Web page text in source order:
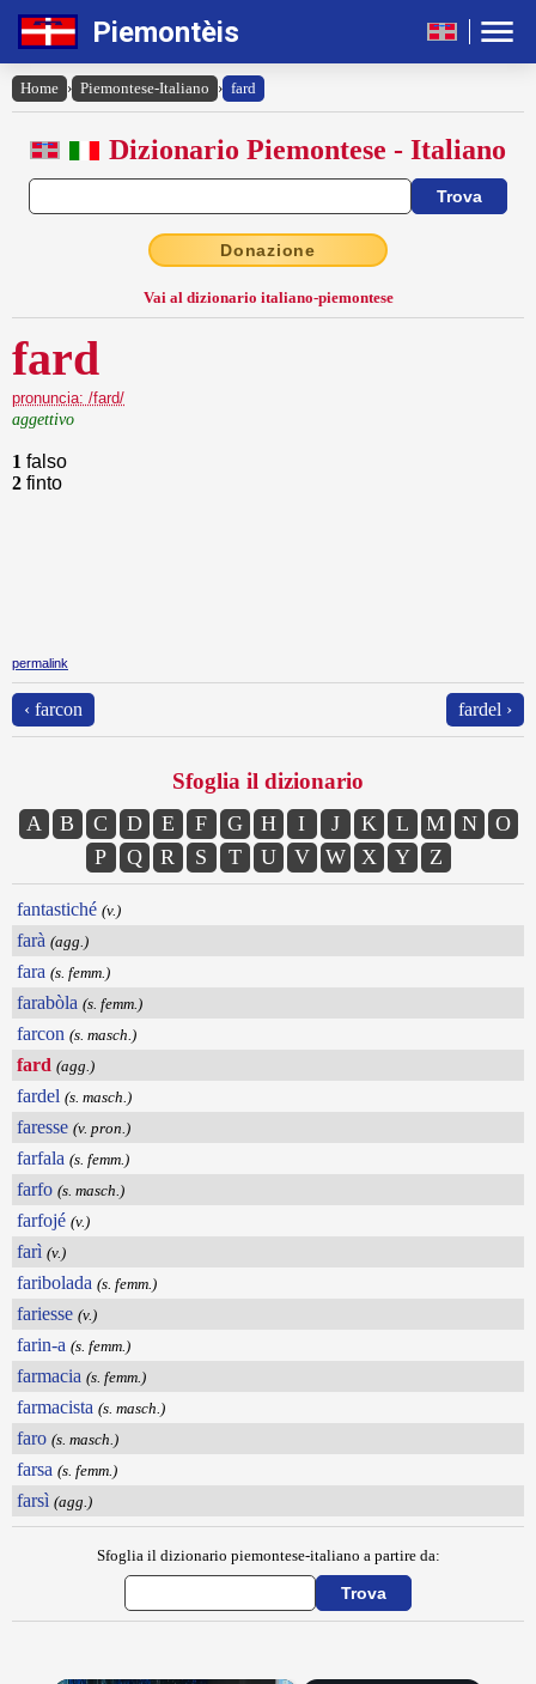
Piemontèis
Home › Piemontese-Italiano › fard
Dizionario Piemontese - Italiano
Donazione
Vai al dizionario italiano-piemontese
fard
pronuncia: /fard/
aggettivo
1 falso
2 finto
permalink
‹ farcon fardel ›
Sfoglia il dizionario
A B C D E F G H I J K L M N
O
P
Q R S T U V W X Y Z
fantastiché (v.)
farà (agg.)
fara (s. femm.)
farabòla (s. femm.)
farcon (s. masch.)
fard (agg.)
fardel (s. masch.)
faresse (v. pron.)
farfala (s. femm.)
farfo (s. masch.)
farfojé (v.)
farì (v.)
faribolada (s. femm.)
fariesse (v.)
farin-a (s. femm.)
farmacia (s. femm.)
farmacista (s. masch.)
faro (s. masch.)
farsa (s. femm.)
farsì (agg.)
Sfoglia il dizionario piemontese-italiano a partire da: